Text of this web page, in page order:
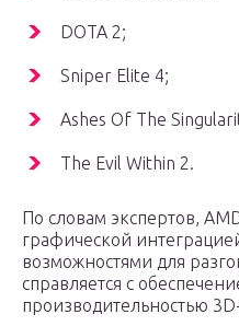
DOTA 2;
Sniper Elite 4;
Ashes Of The
The Evil Within 2.
По словам экспертов,
графической
возможностями для
справляется с
производительностью